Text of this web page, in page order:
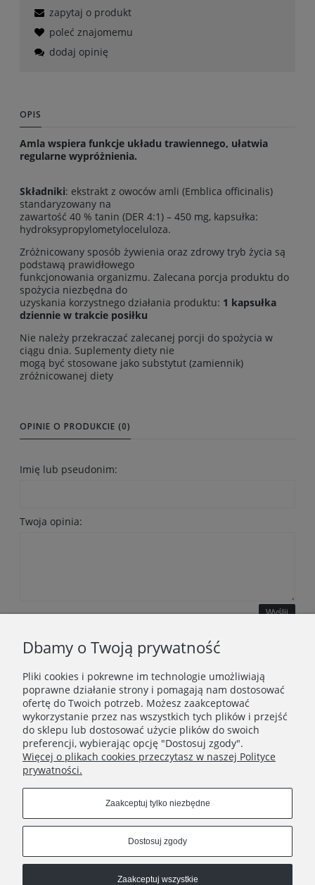
zapytaj o produkt
poleć znajomemu
dodaj opinię
OPIS
Amla wspiera funkcje układu trawiennego, ułatwia
regularne wypróżnienia.
Składniki: ekstrakt z owoców amli (Emblica officinalis)
standaryzowany na
zawartość 40 % tanin (DER 4:1) – 450 mg, kapsułka:
hydroksypropylometyloceluloza.
Zróżnicowany sposób żywienia oraz zdrowy tryb życia są
podstawą prawidłowego
funkcjonowania organizmu. Zalecana porcja produktu do
spożycia niezbędna do
uzyskania korzystnego działania produktu: 1 kapsułka
dziennie w trakcie posiłku
Nie należy przekraczać zalecanej porcji do spożycia w
ciągu dnia. Suplementy diety nie
mogą być stosowane jako substytut (zamiennik)
zróżnicowanej diety
OPINIE O PRODUKCIE (0)
Imię lub pseudonim:
Twoja opinia:
Wyślij
WAŻNE INFORMACJE
POLECANE STRONY
Dbamy o Twoją prywatność
Pliki cookies i pokrewne im technologie umożliwiają
poprawne działanie strony i pomagają nam dostosować
ofertę do Twoich potrzeb. Możesz zaakceptować
wykorzystanie przez nas wszystkich tych plików i przejść
do sklepu lub dostosować użycie plików do swoich
preferencji, wybierając opcję "Dostosuj zgody".
Więcej o plikach cookies przeczytasz w naszej Polityce
prywatności.
Zaakceptuj tylko niezbędne
Dostosuj zgody
Zaakceptuj wszystkie